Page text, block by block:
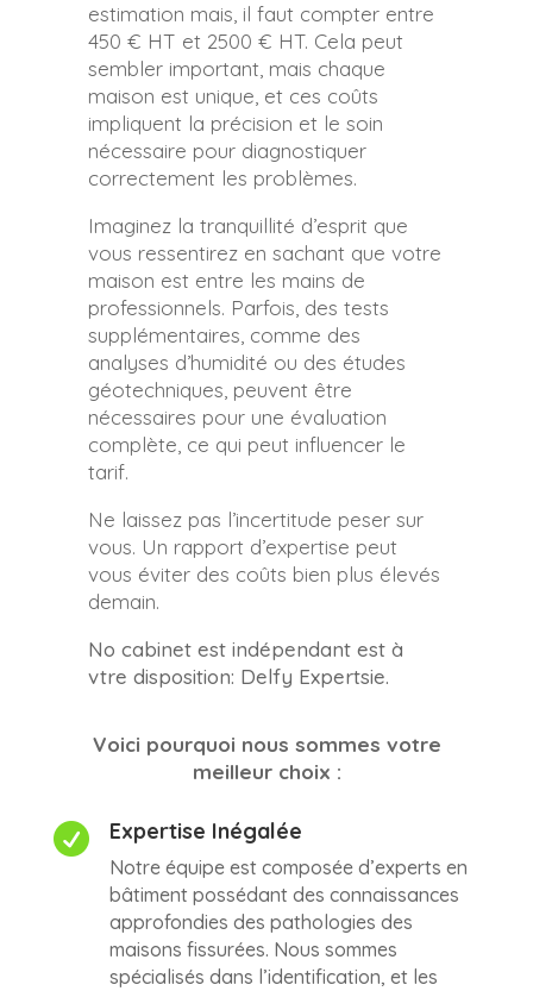
estimation mais, il faut compter entre
450 € HT et 2500 € HT. Cela peut
sembler important, mais chaque
maison est unique, et ces coûts
impliquent la précision et le soin
nécessaire pour diagnostiquer
correctement les problèmes.
Imaginez la tranquillité d’esprit que
vous ressentirez en sachant que votre
maison est entre les mains de
professionnels. Parfois, des tests
supplémentaires, comme des
analyses d’humidité ou des études
géotechniques, peuvent être
nécessaires pour une évaluation
complète, ce qui peut influencer le
tarif.
Ne laissez pas l’incertitude peser sur
vous. Un rapport d’expertise peut
vous éviter des coûts bien plus élevés
demain.
No cabinet est indépendant est à
vtre disposition: Delfy Expertsie.
Voici pourquoi nous sommes votre
meilleur choix :
 Expertise Inégalée
Notre équipe est composée d’experts en
bâtiment possédant des connaissances
approfondies des pathologies des
maisons fissurées. Nous sommes
spécialisés dans l’identification, et les